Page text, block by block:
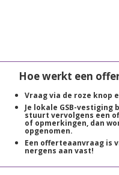
Hoe werkt een
Vraag via de roze knop
Je lokale GSB-
stuurt vervolgens een
of opmerkingen, dan
opgenomen.
Een offerteaanvraag is
nergens aan vast!